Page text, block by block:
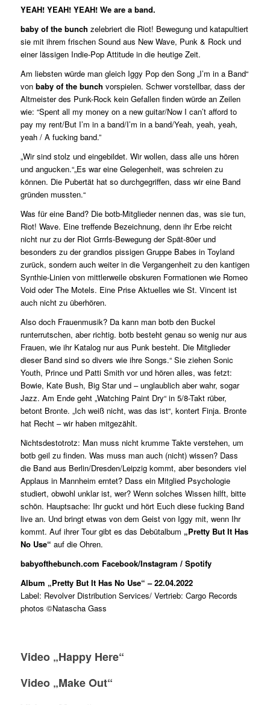
YEAH! YEAH! YEAH! We are a band.
baby of the bunch zelebriert die Riot! Bewegung und katapultiert
sie mit ihrem frischen Sound aus New Wave, Punk & Rock und
einer lässigen Indie-Pop Attitude in die heutige Zeit.
Am liebsten würde man gleich Iggy Pop den Song „I’m in a Band“
von baby of the bunch vorspielen. Schwer vorstellbar, dass der
Altmeister des Punk-Rock kein Gefallen finden würde an Zeilen
wie: “Spent all my money on a new guitar/Now I can’t afford to
pay my rent/But I’m in a band/I’m in a band/Yeah, yeah, yeah,
yeah / A fucking band.”
„Wir sind stolz und eingebildet. Wir wollen, dass alle uns hören
und angucken.“„Es war eine Gelegenheit, was schreien zu
können. Die Pubertät hat so durchgegriffen, dass wir eine Band
gründen mussten.“
Was für eine Band? Die botb-Mitglieder nennen das, was sie tun,
Riot! Wave. Eine treffende Bezeichnung, denn ihr Erbe reicht
nicht nur zu der Riot Grrrls-Bewegung der Spät-80er und
besonders zu der grandios pissigen Gruppe Babes in Toyland
zurück, sondern auch weiter in die Vergangenheit zu den kantigen
Synthie-Linien von mittlerweile obskuren Formationen wie Romeo
Void oder The Motels. Eine Prise Aktuelles wie St. Vincent ist
auch nicht zu überhören.
Also doch Frauenmusik? Da kann man botb den Buckel
runterrutschen, aber richtig. botb besteht genau so wenig nur aus
Frauen, wie ihr Katalog nur aus Punk besteht. Die Mitglieder
dieser Band sind so divers wie ihre Songs.“ Sie ziehen Sonic
Youth, Prince und Patti Smith vor und hören alles, was fetzt:
Bowie, Kate Bush, Big Star und – unglaublich aber wahr, sogar
Jazz. Am Ende geht „Watching Paint Dry“ in 5/8-Takt rüber,
betont Bronte. „Ich weiß nicht, was das ist“, kontert Finja. Bronte
hat Recht – wir haben mitgezählt.
Nichtsdestotrotz: Man muss nicht krumme Takte verstehen, um
botb geil zu finden. Was muss man auch (nicht) wissen? Dass
die Band aus Berlin/Dresden/Leipzig kommt, aber besonders viel
Applaus in Mannheim erntet? Dass ein Mitglied Psychologie
studiert, obwohl unklar ist, wer? Wenn solches Wissen hilft, bitte
schön. Hauptsache: Ihr guckt und hört Euch diese fucking Band
live an. Und bringt etwas von dem Geist von Iggy mit, wenn Ihr
kommt. Auf ihrer Tour gibt es das Debütalbum „Pretty But It Has
No Use“ auf die Ohren.
babyofthebunch.com Facebook/Instagram / Spotify
Album „Pretty But It Has No Use“ – 22.04.2022
Label: Revolver Distribution Services/ Vertrieb: Cargo Records
photos ©Natascha Gass
Video „Happy Here“
Video „Make Out“